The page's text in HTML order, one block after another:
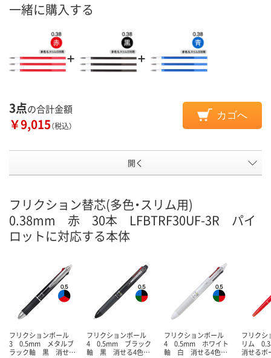
一緒に購入する
3点の合計金額
￥9,015（税込）
カゴへ
開く
フリクション替芯(多色・スリム用)
0.38mm 赤 30本 LFBTRF30UF-3R パイ
ロットに対応する本体
フリクションボール
3 0.5mm メタルブ
ラック軸 黒 消せ…
フリクションボール
4 0.5mm ブラック
軸 黒 消せる4色…
フリクションボール
4 0.5mm ホワイト
軸 白 消せる4色…
フリクシ
リム
消せる